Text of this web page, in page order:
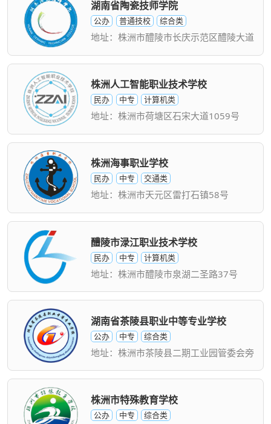
湖南省陶瓷技师学院
公办 普通技校 综合类
地址：株洲市醴陵市长庆示范区醴陵大道
株洲人工智能职业技术学校
民办 中专 计算机类
地址：株洲市荷塘区石宋大道1059号
株洲海事职业学校
民办 中专 交通类
地址：株洲市天元区雷打石镇58号
醴陵市渌江职业技术学校
民办 中专 计算机类
地址：株洲市醴陵市泉湖二圣路37号
湖南省茶陵县职业中等专业学校
公办 中专 综合类
地址：株洲市茶陵县二期工业园管委会旁
株洲市特殊教育学校
公办 中专 综合类